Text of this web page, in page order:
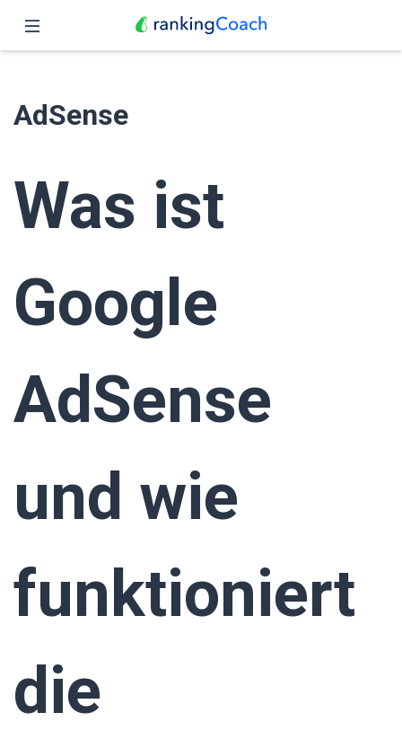
Funktionen
Partner
Deutsch
AdSense
Was ist
Google
AdSense
und wie
funktioniert
die